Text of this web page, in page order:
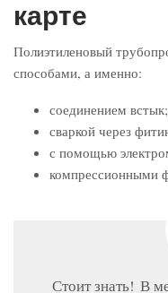
карте
Полиэтиленовый
способами, а именно:
соединением встык;
сваркой через
с помощью
компрессионными
Стоит знать! В